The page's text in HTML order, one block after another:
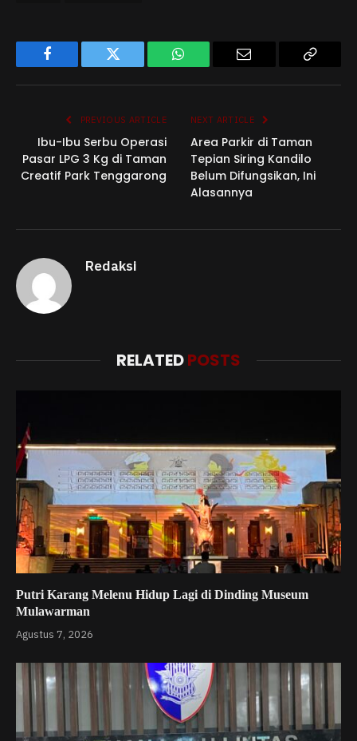
Facebook Twitter WhatsApp Email
Copy
PREVIOUS ARTICLE
Ibu-Ibu Serbu Operasi
Pasar LPG 3 Kg di Taman
Creatif Park Tenggarong
NEXT ARTICLE
Area Parkir di Taman
Tepian Siring Kandilo
Belum Difungsikan, Ini
Alasannya
Redaksi
RELATEDPOSTS
Putri Karang Melenu Hidup Lagi di Dinding Museum
Mulawarman
Agustus 7, 2026